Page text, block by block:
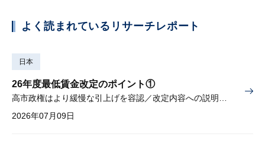
よく読まれているリサーチレポート
日本
26年度最低賃金改定のポイント①
2026年07月09日